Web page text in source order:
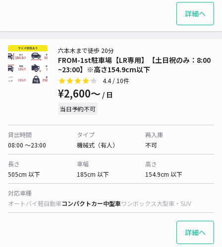
詳細へ
FROM-1st駐車場【LR専用】【土日祝のみ：8:00
~23:00】※高さ154.9cm以下
六本木まで徒歩 20分
4.4/ 10件
¥2,600〜 / 日
当日予約不可
貸出時間
08:00 〜23:00
タイプ
機械式（有人）
再入庫
不可
長さ
505cm 以下
車幅
185cm 以下
高さ
154.9cm 以下
対応車種
オートバイ軽自動車コンパクトカー中型車ワンボックス大型車・SUV
詳細へ